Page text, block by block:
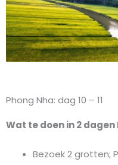
Phong Nha: dag 10 – 11
Wat te doen in 2 dagen
Bezoek 2 grotten;